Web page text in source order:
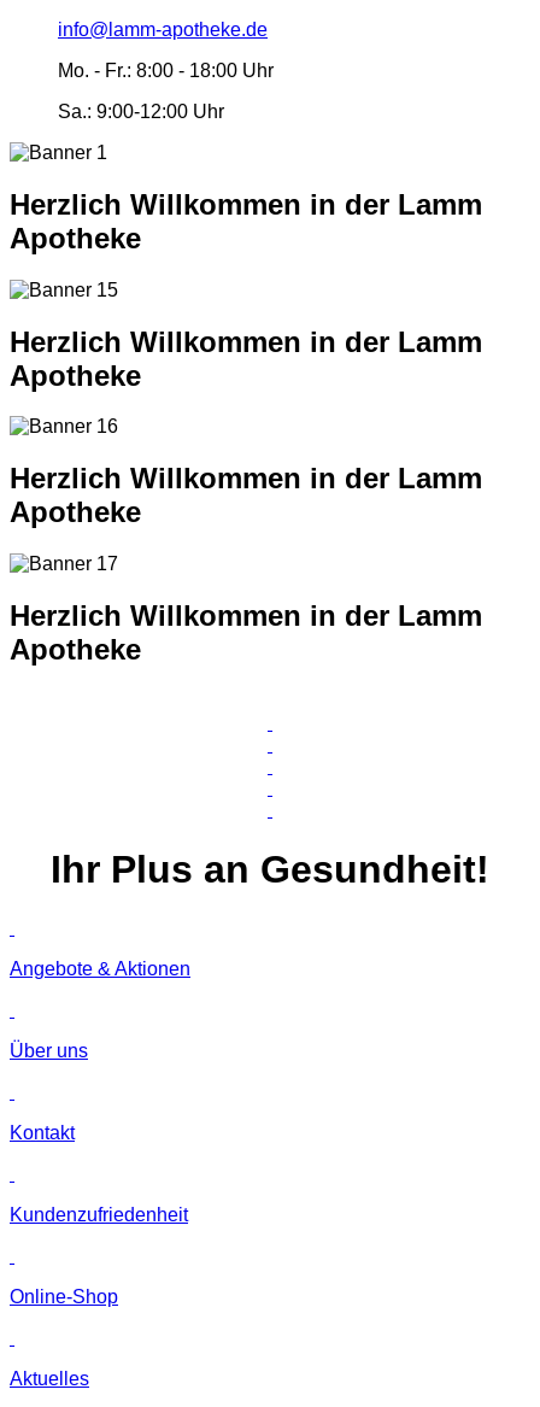
info@lamm-apotheke.de
Mo. - Fr.: 8:00 - 18:00 Uhr
Sa.: 9:00-12:00 Uhr
Herzlich Willkommen in der Lamm
Apotheke
Herzlich Willkommen in der Lamm
Apotheke
Herzlich Willkommen in der Lamm
Apotheke
Herzlich Willkommen in der Lamm
Apotheke
Ihr Plus an Gesundheit!
Angebote & Aktionen
Über uns
Kontakt
Kunden­zufriedenheit
Online-Shop
Aktuelles